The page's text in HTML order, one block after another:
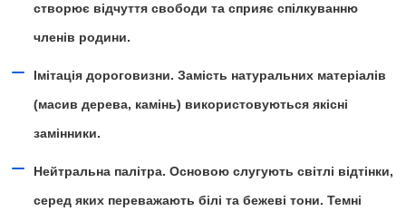
створює відчуття свободи та сприяє спілкуванню
членів родини.
Імітація дороговизни. Замість натуральних матеріалів
(масив дерева, камінь) використовуються якісні
замінники.
Нейтральна палітра. Основою слугують світлі відтінки,
серед яких переважають білі та бежеві тони. Темні